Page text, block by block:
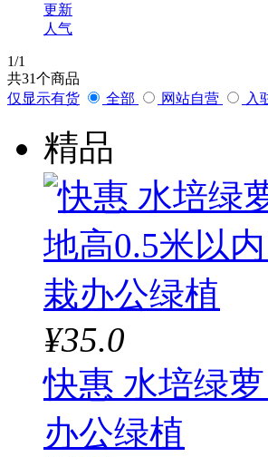
更新
人气
1/1
共31个商品
仅显示有货
全部 网站自营 入
精品
¥35.0
快惠 水培绿
办公绿植